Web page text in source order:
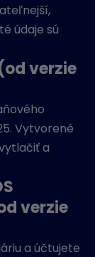
údaje sú
verzie
Vytvorené
a
verzie
a účtujete